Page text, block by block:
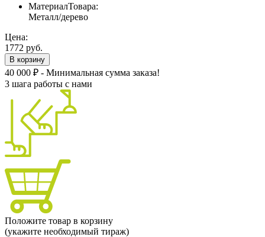
МатериалТовара:
Металл/дерево
Цена:
1772 руб.
В корзину
40 000 ₽ - Минимальная сумма заказа!
3 шага работы с нами
Положите товар в корзину
(укажите необходимый тираж)